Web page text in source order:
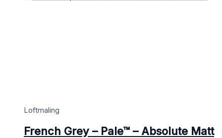
Loftmaling
French Grey – Pale™ – Absolute Matt